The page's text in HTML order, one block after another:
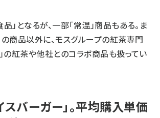
」となるが、一部「常温」商品もある。ま
の商品以外に、モスグループの紅茶専門
の紅茶や他社とのコラボ商品も扱ってい
スバーガー」。平均購入単価